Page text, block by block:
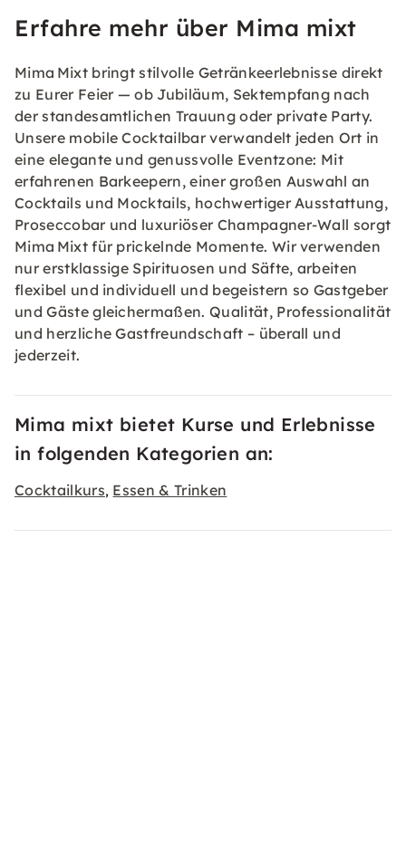
Erfahre mehr über Mima mixt
Mima Mixt bringt stilvolle Getränkeerlebnisse direkt
zu Eurer Feier — ob Jubiläum, Sektempfang nach
der standesamtlichen Trauung oder private Party.
Unsere mobile Cocktailbar verwandelt jeden Ort in
eine elegante und genussvolle Eventzone: Mit
erfahrenen Barkeepern, einer großen Auswahl an
Cocktails und Mocktails, hochwertiger Ausstattung,
Proseccobar und luxuriöser Champagner-Wall sorgt
Mima Mixt für prickelnde Momente. Wir verwenden
nur erstklassige Spirituosen und Säfte, arbeiten
flexibel und individuell und begeistern so Gastgeber
und Gäste gleichermaßen. Qualität, Professionalität
und herzliche Gastfreundschaft – überall und
jederzeit.
Mima mixt bietet Kurse und Erlebnisse
in folgenden Kategorien an:
Cocktailkurs, Essen & Trinken